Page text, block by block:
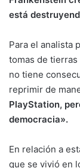
está
Para el analista
tomas de
no tiene
reprimir de
PlayStation,
democracia».
En relación a
que se vivió en